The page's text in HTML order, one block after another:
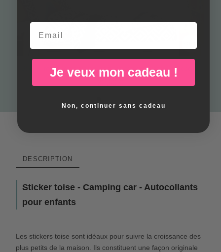
DESCRIPTION
Sticker toise - Camping car - Autocollants
pour enfants
Les stickers toise sont idéaux pour suivre la croissance des
plus petits de la maison. Ils constituent une façon originale
Email
Je veux mon cadeau !
Non, continuer sans cadeau